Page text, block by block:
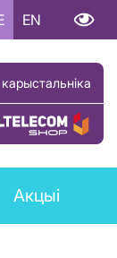
EN
карыстальніка
тавар
Акцыі